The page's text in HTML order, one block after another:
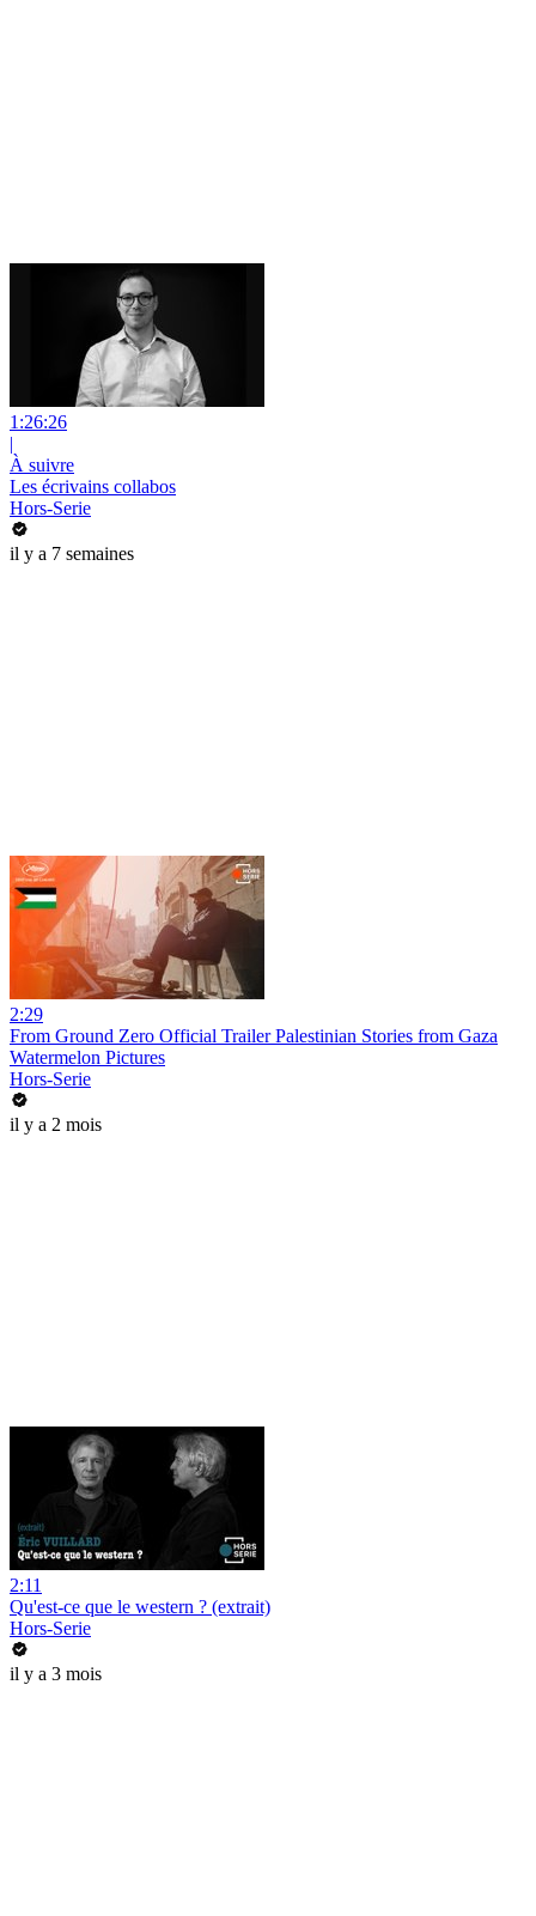
1:26:26
|
À suivre
Les écrivains collabos
Hors-Serie
il y a 7 semaines
2:29
From Ground Zero Official Trailer Palestinian Stories from Gaza
Watermelon Pictures
Hors-Serie
il y a 2 mois
2:11
Qu'est-ce que le western ? (extrait)
Hors-Serie
il y a 3 mois